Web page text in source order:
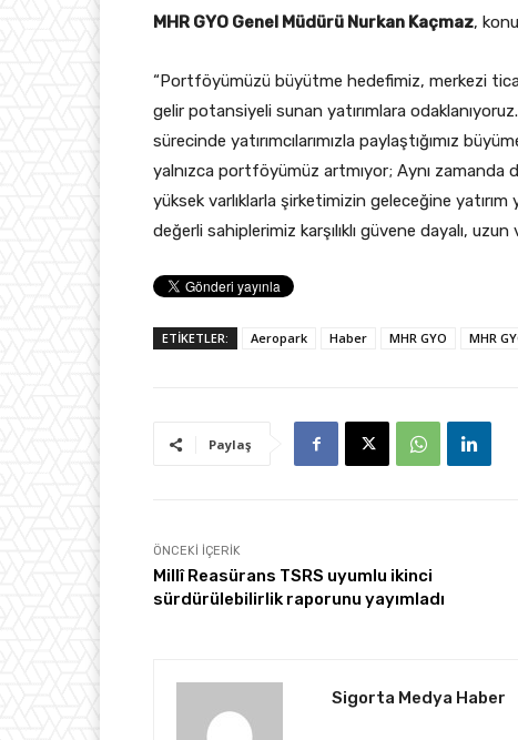
MHR GYO Genel Müdürü Nurkan Kaçmaz,
“Portföyümüzü büyütme hedefimiz, merkezi
gelir potansiyeli sunan yatırımlara
sürecinde yatırımcılarımızla paylaştığımız
yalnızca portföyümüz artmıyor; Aynı
yüksek varlıklarla şirketimizin geleceğine
değerli sahiplerimiz karşılıklı güvene dayalı,
ETİKETLER: Aeropark Haber MHR GYO MHR
Paylaş
ÖNCEKI İÇERIK
Millî Reasürans TSRS uyumlu ikinci
sürdürülebilirlik raporunu yayımladı
Sigorta Medya Haber